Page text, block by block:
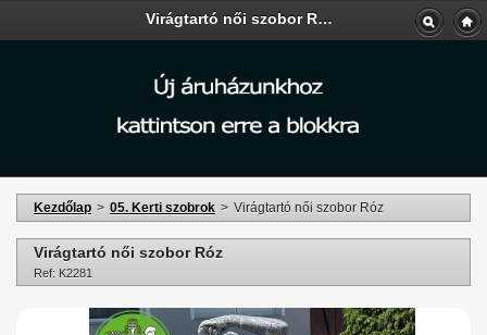
Virágtartó női szobor Róz - Kerti-Áruda
Kezdőlap > 05. Kerti szobrok > Virágtartó női szobor Róz
Virágtartó női szobor Róz
Ref: K2281